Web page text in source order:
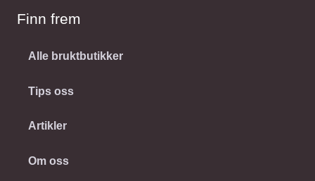
Finn frem
Alle bruktbutikker
Tips oss
Artikler
Om oss